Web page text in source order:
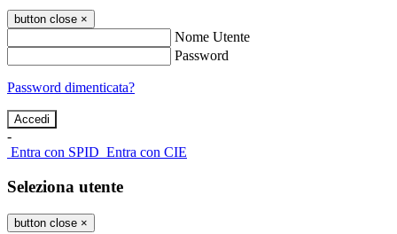
button close ×
Nome Utente
Password
Password dimenticata?
-
Entra con SPID Entra con CIE
Seleziona utente
button close ×